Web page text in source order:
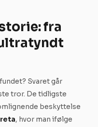
fra
Svaret går
tror. De tidligste
beskyttelse
, hvor man ifølge